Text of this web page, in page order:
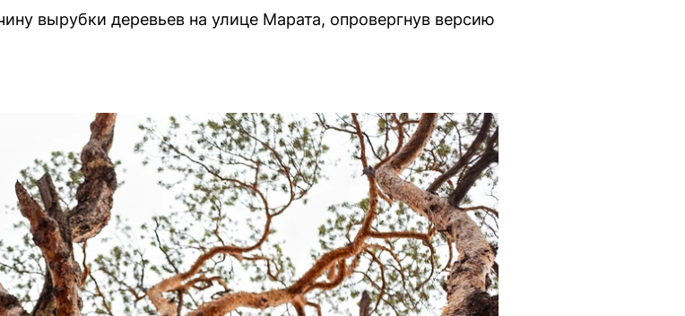
вырубки деревьев на улице Марата, опровергнув версию